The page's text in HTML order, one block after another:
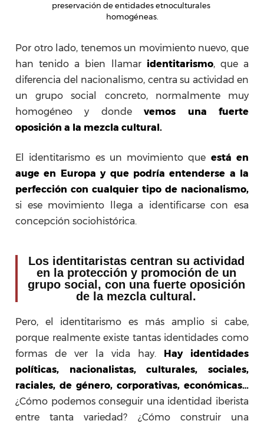
preservación de entidades etnoculturales
homogéneas.
Por otro lado, tenemos un movimiento nuevo, que
han tenido a bien llamar identitarismo, que a
diferencia del nacionalismo, centra su actividad en
un grupo social concreto, normalmente muy
homogéneo y dondevemos una fuerte
oposición a la mezcla cultural.
El identitarismo es un movimiento que está en
auge en Europa y que podría entenderse a la
perfección con cualquier tipo de nacionalismo,
si ese movimiento llega a identificarse con esa
concepción sociohistórica.
Los identitaristas centran su actividad
en la protección y promoción de un
grupo social, con una fuerte oposición
de la mezcla cultural.
Pero, el identitarismo es más amplio si cabe,
porque realmente existe tantas identidades como
formas de ver la vida hay.
Hay identidades
políticas, nacionalistas, culturales, sociales,
raciales, de género, corporativas, económicas…
¿Cómo podemos conseguir una identidad iberista
entre tanta variedad? ¿Cómo construir una